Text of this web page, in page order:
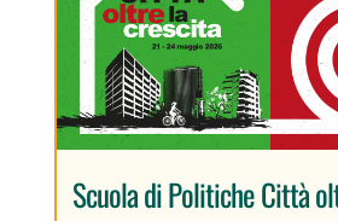
Scuola di Politiche Città